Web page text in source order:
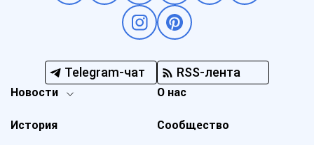
Telegram-чат RSS-лента
Новости
История
О нас
Сообщество